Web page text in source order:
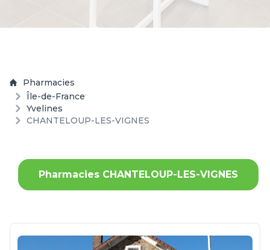
Pharmacies
Île-de-France
Yvelines
CHANTELOUP-LES-VIGNES
Pharmacies CHANTELOUP-LES-VIGNES